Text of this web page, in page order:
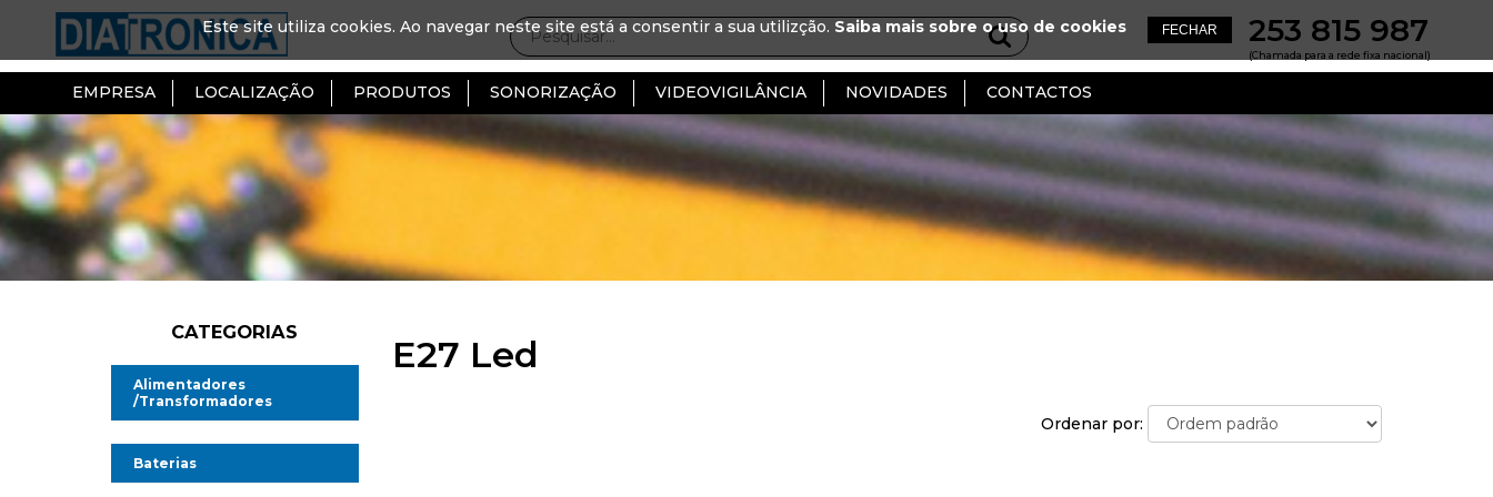
253 815 987
(Chamada para a rede fixa nacional)
EMPRESA LOCALIZAÇÃO PRODUTOS SONORIZAÇÃO VIDEOVIGILÂNCIA NOVIDADES CONTACTOS
CATEGORIAS
Alimentadores
/Transformadores
Alimentadores AC/AC
Baterias
E27 Led
Ordenar por:
Este site utiliza cookies. Ao navegar neste site está a consentir a sua utilizção. Saiba mais sobre o uso de cookies